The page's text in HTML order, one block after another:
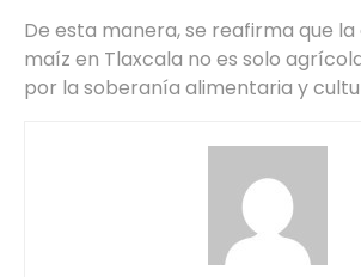
De esta manera, se reafirma que la
maíz en Tlaxcala no es solo
por la soberanía alimentaria y